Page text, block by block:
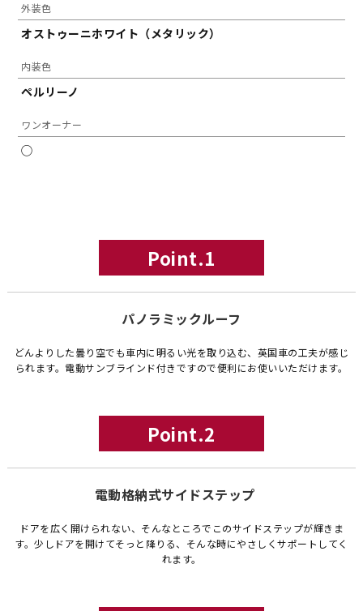
外装色
オストゥーニホワイト（メタリック）
内装色
ペルリーノ
ワンオーナー
◯
Point.1
パノラミックルーフ
どんよりした曇り空でも車内に明るい光を取り込む、英国車の工夫が感じ
られます。電動サンブラインド付きですので便利にお使いいただけます。
Point.2
電動格納式サイドステップ
ドアを広く開けられない、そんなところでこのサイドステップが輝きま
す。少しドアを開けてそっと降りる、そんな時にやさしくサポートしてく
れます。